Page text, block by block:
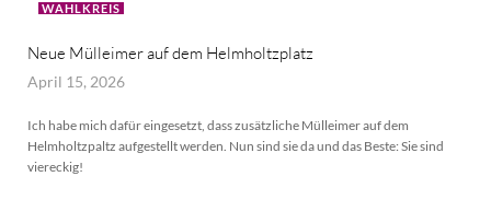
WAHLKREIS
Neue Mülleimer auf dem Helmholtzplatz
April 15, 2026
Ich habe mich dafür eingesetzt, dass zusätzliche Mülleimer auf dem
Helmholtzpaltz aufgestellt werden. Nun sind sie da und das Beste: Sie sind
viereckig!